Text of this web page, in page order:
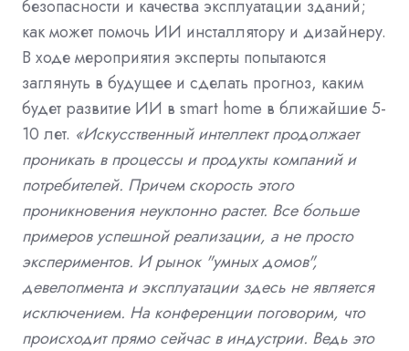
безопасности и качества эксплуатации зданий;
как может помочь ИИ инсталлятору и дизайнеру.
В ходе мероприятия эксперты попытаются
заглянуть в будущее и сделать прогноз, каким
будет развитие ИИ в smart home в ближайшие 5-
10 лет. «Искусственный интеллект продолжает
проникать в процессы и продукты компаний и
потребителей. Причем скорость этого
проникновения неуклонно растет. Все больше
примеров успешной реализации, а не просто
экспериментов. И рынок "умных домов",
девелопмента и эксплуатации здесь не является
исключением. На конференции поговорим, что
происходит прямо сейчас в индустрии. Ведь это